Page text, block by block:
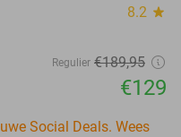
8.2 star
Regulier €189,95
€129
Social Deals. Wees